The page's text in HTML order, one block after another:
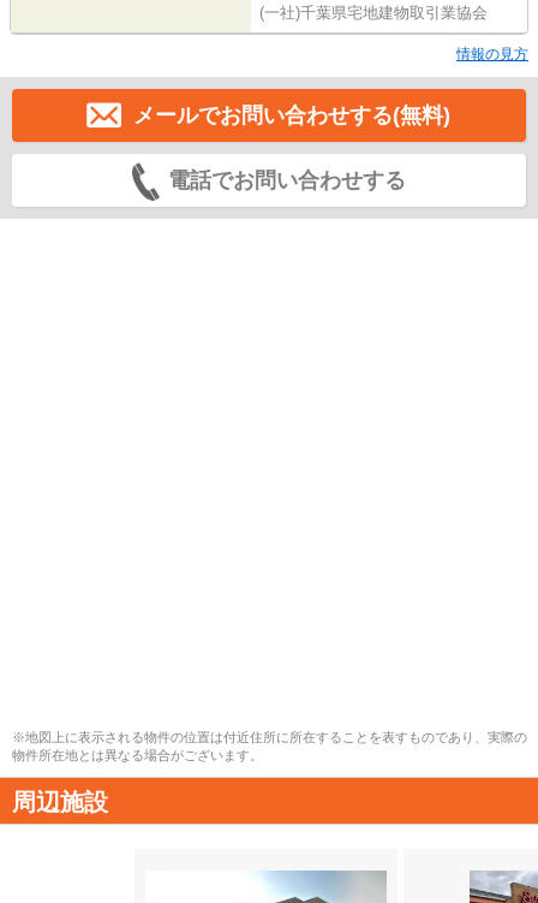
(一社)千葉県宅地建物取引業協会
情報の見方
メールでお問い合わせする(無料)
電話でお問い合わせする
※地図上に表示される物件の位置は付近住所に所在することを表すものであり、実際の
物件所在地とは異なる場合がございます。
周辺施設